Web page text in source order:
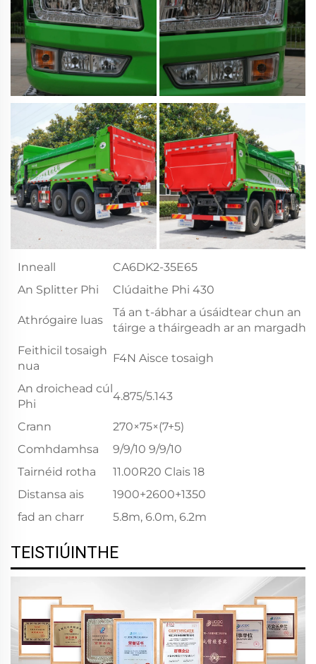
Inneall
CA6DK2-35E65
An Splitter Phi
Clúdaithe Phi 430
Athrógaire luas
Tá an t-ábhar a úsáidtear chun an
táirge a tháirgeadh ar an margadh.
Feithicil tosaigh
nua
F4N Aisce tosaigh
An droichead cúl
Phi
4.875/5.143
Crann
270×75×(7+5)
Comhdamhsa
9/9/10 9/9/10
Tairnéid rotha
11.00R20 Clais 18
Distansa ais
1900+2600+1350
fad an charr
5.8m, 6.0m, 6.2m
TEISTIÚINTHE